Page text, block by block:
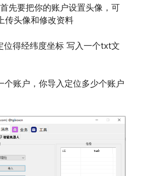
先要把你的账户设置头像，可
传头像和修改资料
位得经纬度坐标 写入一个txt文
个账户，你导入定位多少个账户